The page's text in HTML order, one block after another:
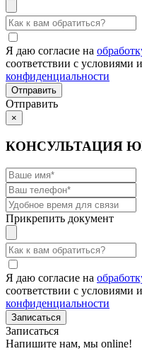
Я даю согласие на
соответствии с условиями
конфиденциальности
Отправить
×
КОНСУЛЬТАЦИЯ
Прикрепить документ
Я даю согласие на
соответствии с условиями
конфиденциальности
Записаться
Напишите нам, мы online!